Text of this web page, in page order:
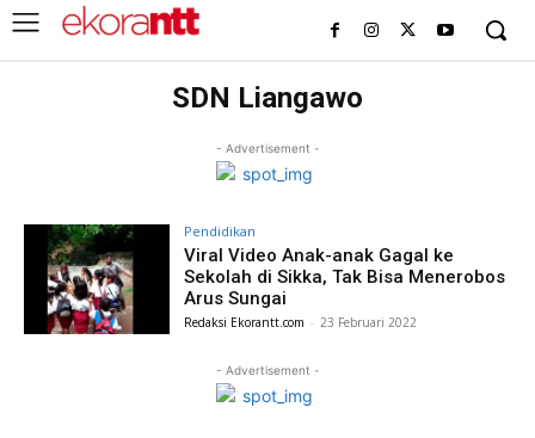
SDN Liangawo
- Advertisement -
Pendidikan
Viral Video Anak-anak Gagal ke
Sekolah di Sikka, Tak Bisa Menerobos
Arus Sungai
Redaksi Ekorantt.com - 23 Februari 2022
- Advertisement -